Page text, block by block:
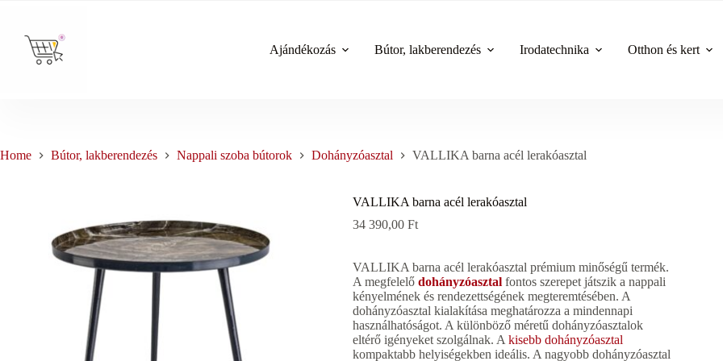
content
Ajándékozás
Bútor, lakberendezés Irodatechnika Otthon és kert
Home Bútor, lakberendezés Nappali szoba bútorok Dohányzóasztal VALLIKA barna acél lerakóasztal
VALLIKA barna acél lerakóasztal
34 390,00Ft
VALLIKA barna acél lerakóasztal prémium minőségű termék.
A megfelelődohányzóasztal fontos szerepet játszik a nappali
kényelmének és rendezettségének megteremtésében. A
dohányzóasztal kialakítása meghatározza a mindennapi
használhatóságot. A különböző méretű dohányzóasztalok
eltérő igényeket szolgálnak. Akisebb dohányzóasztal
kompaktabb helyiségekben ideális. A nagyobb dohányzóasztal